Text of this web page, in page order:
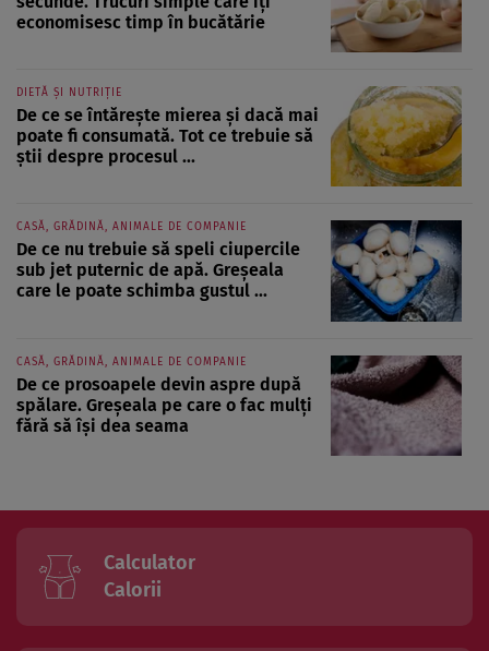
economisesc timp în bucătărie
DIETĂ ȘI NUTRIȚIE
De ce se întărește mierea și dacă mai
poate fi consumată. Tot ce trebuie să
știi despre procesul ...
CASĂ, GRĂDINĂ, ANIMALE DE COMPANIE
De ce nu trebuie să speli ciupercile
sub jet puternic de apă. Greșeala
care le poate schimba gustul ...
CASĂ, GRĂDINĂ, ANIMALE DE COMPANIE
De ce prosoapele devin aspre după
spălare. Greșeala pe care o fac mulți
fără să își dea seama
Calculator
Calorii